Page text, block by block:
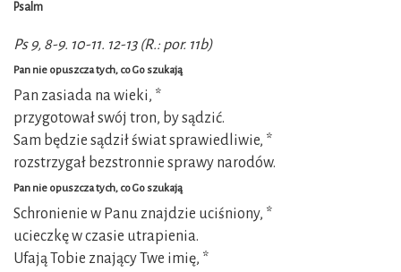
Psalm
Ps 9, 8-9. 10-11. 12-13 (R.: por. 11b)
Pan nie opuszcza tych, co Go szukają
Pan zasiada na wieki, *
przygotował swój tron, by sądzić.
Sam będzie sądził świat sprawiedliwie, *
rozstrzygał bezstronnie sprawy narodów.
Pan nie opuszcza tych, co Go szukają
Schronienie w Panu znajdzie uciśniony, *
ucieczkę w czasie utrapienia.
Ufają Tobie znający Twe imię, *